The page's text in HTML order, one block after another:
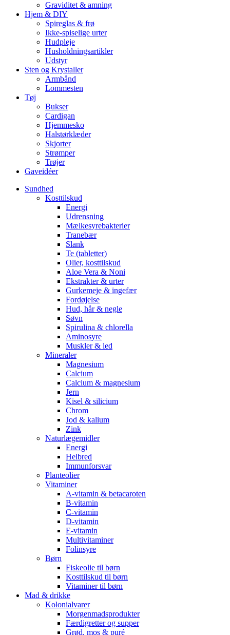
Graviditet & amning
Hjem & DIY
Spireglas & frø
Ikke-spiselige urter
Hudpleje
Husholdningsartikler
Udstyr
Sten og Krystaller
Armbånd
Lommesten
Tøj
Bukser
Cardigan
Hjemmesko
Halstørklæder
Skjorter
Strømper
Trøjer
Gaveidéer
Sundhed
Kosttilskud
Energi
Udrensning
Mælkesyrebakterier
Tranebær
Slank
Te (tabletter)
Olier, kosttilskud
Aloe Vera & Noni
Ekstrakter & urter
Gurkemeje & ingefær
Fordøjelse
Hud, hår & negle
Søvn
Spirulina & chlorella
Aminosyre
Muskler & led
Mineraler
Magnesium
Calcium
Calcium & magnesium
Jern
Kisel & silicium
Chrom
Jod & kalium
Zink
Naturlægemidler
Energi
Helbred
Immunforsvar
Planteolier
Vitaminer
A-vitamin & betacaroten
B-vitamin
C-vitamin
D-vitamin
E-vitamin
Multivitaminer
Folinsyre
Børn
Fiskeolie til børn
Kosttilskud til børn
Vitaminer til børn
Mad & drikke
Kolonialvarer
Morgenmadsprodukter
Færdigretter og supper
Grød, mos & puré